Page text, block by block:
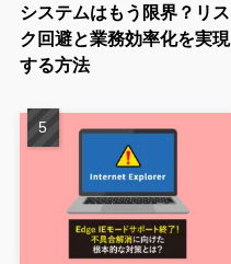
システムはもう限界？リス
ク回避と業務効率化を実現
する方法